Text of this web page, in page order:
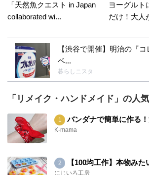
「天然魚クエスト in Japan
collaborated wi...
ヨーグルト
だけ！大人
【渋谷で開催】明治の『
ベ...
暮らしニスタ
「リメイク・ハンドメイド」の人
バンダナで簡単に作る
K-mama
【100均工作】本物み
にじいろ工房